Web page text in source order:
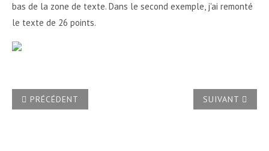
bas de la zone de texte. Dans le second exemple, j'ai remonté
le texte de 26 points.
ARTICLE PRÉCÉDENT : APPLIQUER À UN TITRE UNE
PRÉCÉDENT ARTICLE
SUIVANT